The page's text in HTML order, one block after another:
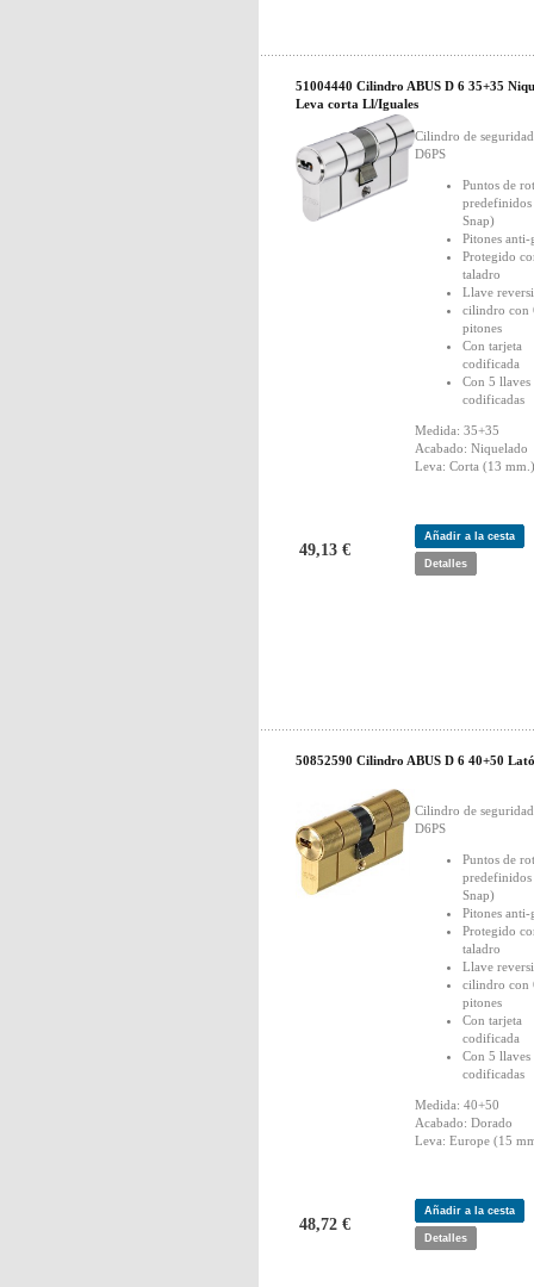
51004440 Cilindro ABUS D 6 35+35
Leva corta Ll/Iguales
Cilindro de
D6PS
Puntos de
predefinidos
Snap)
Pitones anti-
Protegido
taladro
Llave
cilindro con
pitones
Con tarjeta
codificada
Con 5 llaves
codificadas
Medida: 35+35
Acabado: Niquelado
Leva: Corta (13 mm.)
49,13 €
Añadir a la cesta
Detalles
50852590 Cilindro ABUS D 6 40+50
Cilindro de
D6PS
Puntos de
predefinidos
Snap)
Pitones anti-
Protegido
taladro
Llave
cilindro con
pitones
Con tarjeta
codificada
Con 5 llaves
codificadas
Medida: 40+50
Acabado: Dorado
Leva: Europe (15
48,72 €
Añadir a la cesta
Detalles